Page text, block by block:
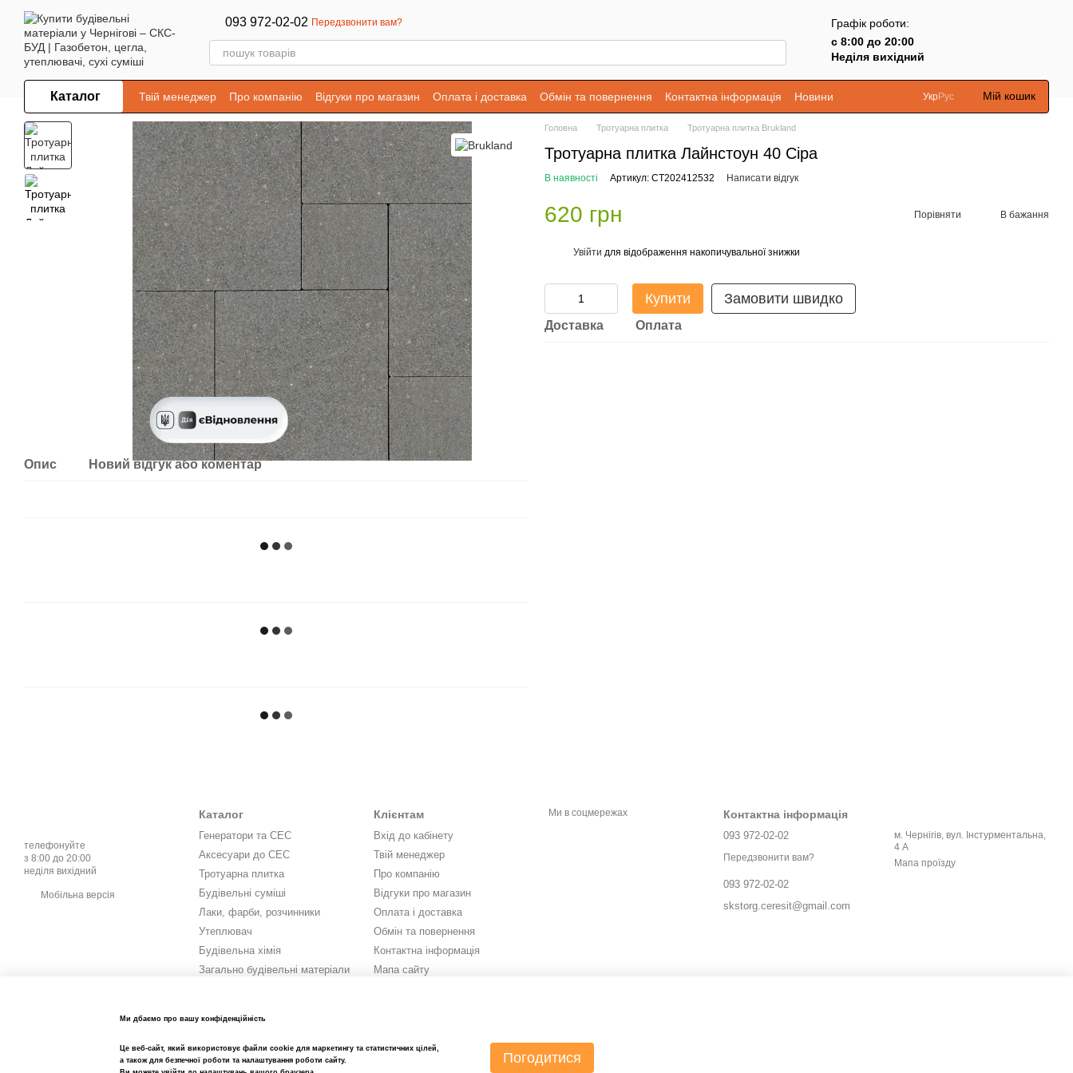
Перейти до основного контенту
093 972-02-02 Передзвонити вам?
Графік роботи:
с 8:00 до 20:00
Неділя вихідний
Каталог Твій менеджер Про компанію Відгуки про магазин Оплата і доставка Обмін та повернення Контактна інформація Новини УкрРус Мій кошик
Опис Новий відгук або коментар
Головна Тротуарна плитка Тротуарна плитка Brukland
Тротуарна плитка Лайнстоун 40 Сіра
В наявності Артикул: СТ202412532 Написати відгук
620 грн Порівняти В бажання
Увійти для відображення накопичувальної знижки
Купити Замовити швидко
Доставка Оплата
телефонуйте
з 8:00 до 20:00
неділя вихідний
Мобільна версія
Каталог
Генератори та СЕС
Аксесуари до СЕС
Тротуарна плитка
Будівельні суміші
Лаки, фарби, розчинники
Утеплювач
Будівельна хімія
Загально будівельні матеріали
Метизи та кріплення
Сад город
Клієнтам
Вхід до кабінету
Твій менеджер
Про компанію
Відгуки про магазин
Оплата і доставка
Обмін та повернення
Контактна інформація
Мапа сайту
Ми в соцмережах Контактна інформація
093 972-02-02
Передзвонити вам?
093 972-02-02
skstorg.ceresit@gmail.com
м. Чернігів, вул. Інстурментальна,
4 А
Мапа проїзду
Ми дбаємо про вашу конфіденційність
Це веб-сайт, який використовує файли cookie для маркетингу та статистичних цілей,
а також для безпечної роботи та налаштування роботи сайту.
Погодитися